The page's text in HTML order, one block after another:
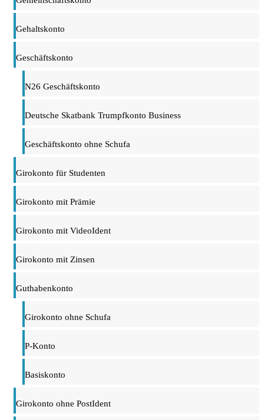
Gehaltskonto
Geschäftskonto
N26 Geschäftskonto
Deutsche Skatbank Trumpfkonto Business
Geschäftskonto ohne Schufa
Girokonto für Studenten
Girokonto mit Prämie
Girokonto mit VideoIdent
Girokonto mit Zinsen
Guthabenkonto
Girokonto ohne Schufa
P-Konto
Basiskonto
Girokonto ohne PostIdent